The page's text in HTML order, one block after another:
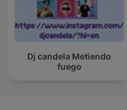
Dj candela Metiendo
fuego